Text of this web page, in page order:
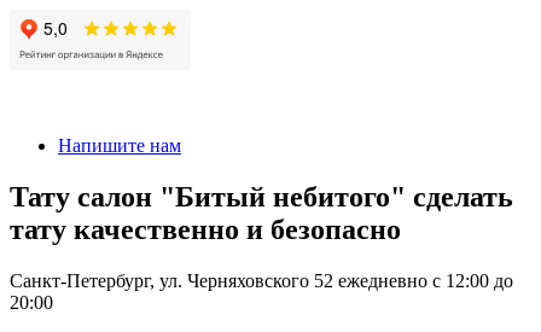
Напишите нам
Тату салон "Битый небитого" сделать
тату качественно и безопасно
Санкт-Петербург, ул. Черняховского 52 ежедневно с 12:00 до
20:00